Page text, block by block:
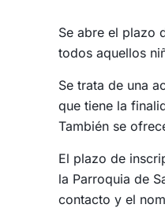
Se abre el plazo
todos aquellos
Se trata de una
que tiene la
También se
El plazo de
la Parroquia de
contacto y el